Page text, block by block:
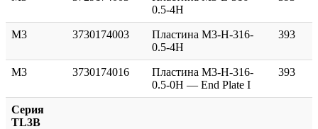
0.5-4H
M3 3730174003
Пластина M3-H-316-
0.5-4H
393
M3 3730174016
Пластина M3-H-316-
0.5-0H — End Plate I
393
Серия
TL3B